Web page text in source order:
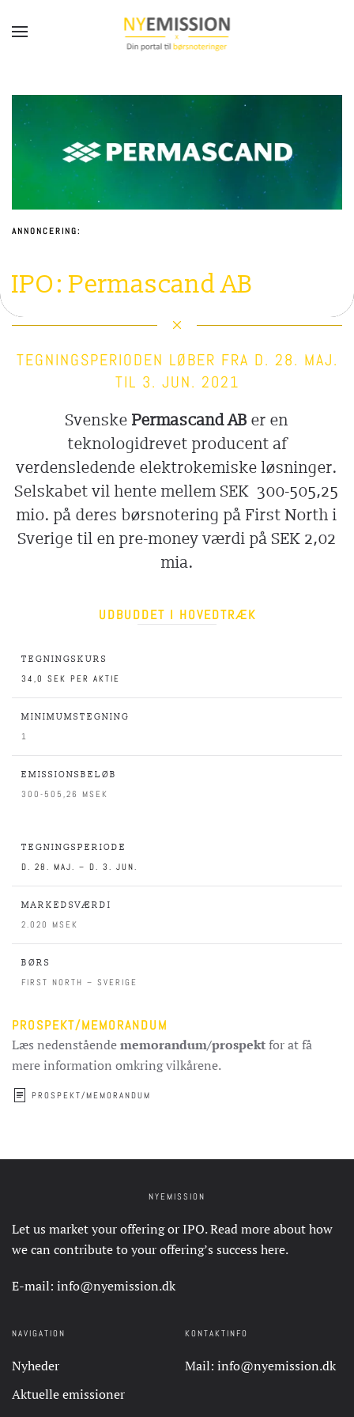
Gå til hovedindhold
ANNONCERING:
IPO: Permascand AB
TEGNINGSPERIODEN LØBER FRA D. 28. MAJ.
TIL 3. JUN. 2021
Svenske Permascand AB er en
teknologidrevet producent af
verdensledende elektrokemiske løsninger.
Selskabet vil hente mellem SEK 300-505,25
mio. på deres børsnotering på First North i
Sverige til en pre-money værdi på SEK 2,02
mia.
UDBUDDET I HOVEDTRÆK
TEGNINGSKURS
34,0 SEK PER AKTIE
MINIMUMSTEGNING
1
EMISSIONSBELØB
300-505,26 MSEK
TEGNINGSPERIODE
D. 28. MAJ. – D. 3. JUN.
MARKEDSVÆRDI
2.020 MSEK
BØRS
FIRST NORTH – SVERIGE
PROSPEKT/MEMORANDUM
Læs nedenståendememorandum/prospektfor at få
mere information omkring vilkårene.
PROSPEKT/MEMORANDUM
NYEMISSION
Let us market your offering or IPO. Read more about how
we can contribute to your offering’s success here.
E-mail: info@nyemission.dk
NAVIGATION
Nyheder
Aktuelle emissioner
KONTAKTINFO
Mail: info@nyemission.dk